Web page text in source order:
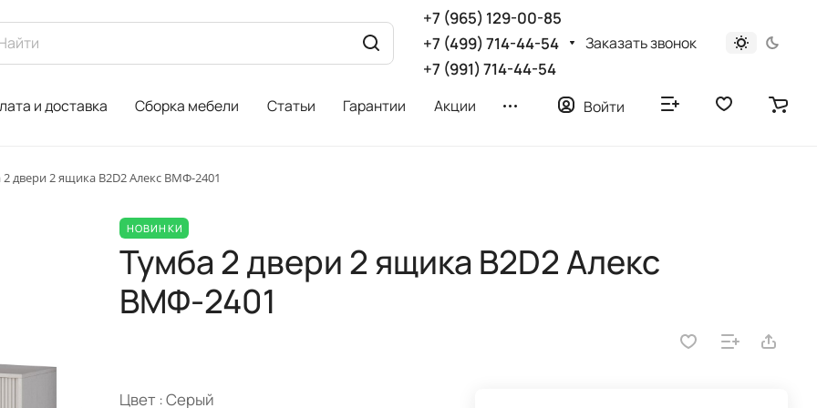
+7 (965) 129-00-85
+7 (499) 714-44-54
+7 (991) 714-44-54
Заказать звонок
и доставка Сборка мебели Статьи Гарантии Акции Войти
двери 2 ящика B2D2 Алекс ВМФ-2401
НОВИНКИ
Тумба 2 двери 2 ящика B2D2 Алекс
ВМФ-2401
Цвет :Серый